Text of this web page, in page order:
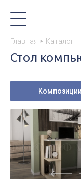
Главная Каталог
Стол
Композиции